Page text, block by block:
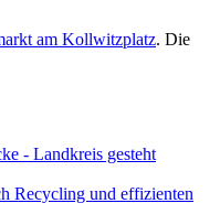
am Kollwitzplatz. Die
- Landkreis gesteht
Recycling und effizienten